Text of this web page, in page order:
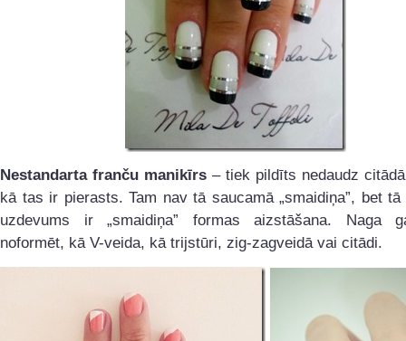
Nestandarta franču manikīrs – tiek pildīts nedaudz
kā tas ir pierasts. Tam nav tā saucamā „smaidiņa”, bet tā
uzdevums ir „smaidiņa” formas aizstāšana. Naga
noformēt, kā V-veida, kā trijstūri, zig-zagveidā vai citādi.